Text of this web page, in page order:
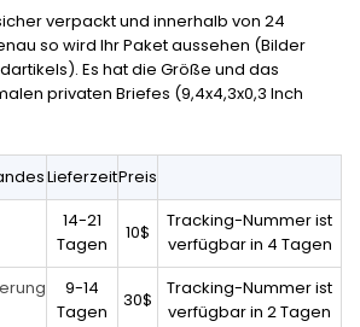
verpackt und innerhalb von 24
so wird Ihr Paket aussehen (Bilder
Es hat die Größe und das
privaten Briefes (9,4x4,3x0,3 Inch
LieferzeitPreis
14-21
Tagen
10$
Tracking-Nummer ist
verfügbar in 4 Tagen
9-14
Tagen
30$
Tracking-Nummer ist
verfügbar in 2 Tagen